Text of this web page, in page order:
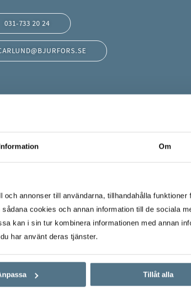
Om
annonser till användarna, tillhandahålla funktioner
cookies och annan information till de sociala
kan i sin tur kombinera informationen med annan
har använt deras tjänster.
Tillåt alla
031-733 20 24
Cecilia Carlund